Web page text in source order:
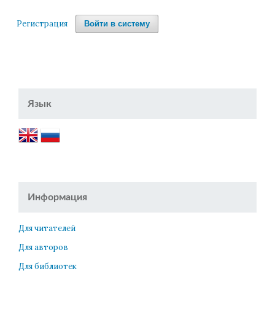
Войти в систему
Регистрация
Язык
Информация
Для читателей
Для авторов
Для библиотек